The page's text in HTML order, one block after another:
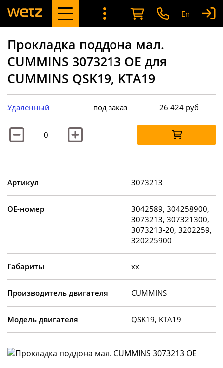
En
Прокладка поддона мал.
CUMMINS 3073213 OE для
CUMMINS QSK19, KTA19
Удаленный под заказ 26 424 руб
Артикул 3073213
OE-номер
3042589, 304258900,
3073213, 307321300,
3073213-20, 3202259,
320225900
Габариты xx
Производитель двигателя CUMMINS
Модель двигателя QSK19, KTA19